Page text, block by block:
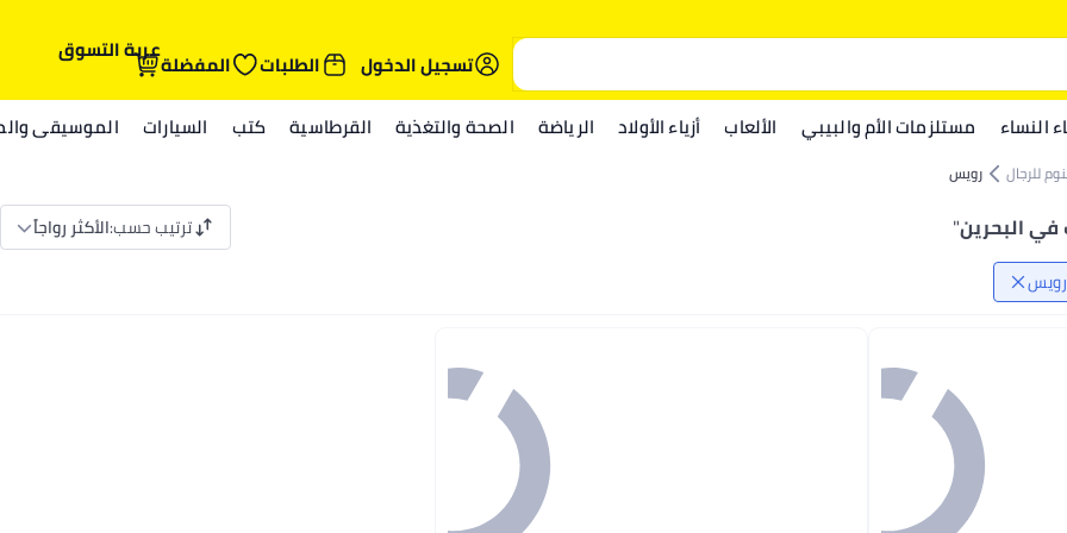
تسجيل الدخول
الطلبات المفضلةعربة التسوق
النساء مستلزمات الأم والبيبي الألعاب أزياء الأولاد الرياضة الصحة والتغذية القرطاسية كتب السيارات الموسيقى
للرجال رويس
البحرين" ترتيب حسب:الأكثر رواجاً
رويس